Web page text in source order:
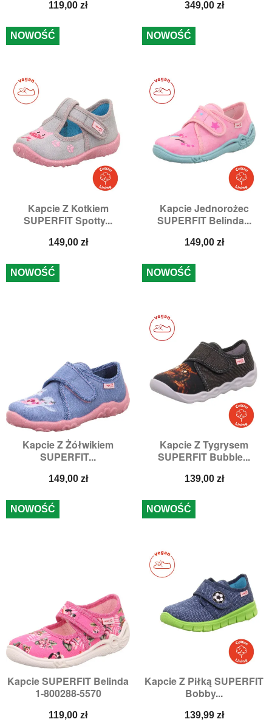
Cena
119,00 zł Cena
349,00 zł
Kapcie Z Kotkiem
SUPERFIT Spotty...
Cena
149,00 zł
NOWOŚĆ
Kapcie Jednorożec
SUPERFIT Belinda...
Cena
149,00 zł
NOWOŚĆ
Kapcie Z Żółwikiem
SUPERFIT...
Cena
149,00 zł
NOWOŚĆ
Kapcie Z Tygrysem
SUPERFIT Bubble...
Cena
139,00 zł
NOWOŚĆ
Kapcie SUPERFIT Belinda
1-800288-5570
Cena
119,00 zł
NOWOŚĆ
Kapcie Z Piłką SUPERFIT
Bobby...
Cena
139,99 zł
NOWOŚĆ